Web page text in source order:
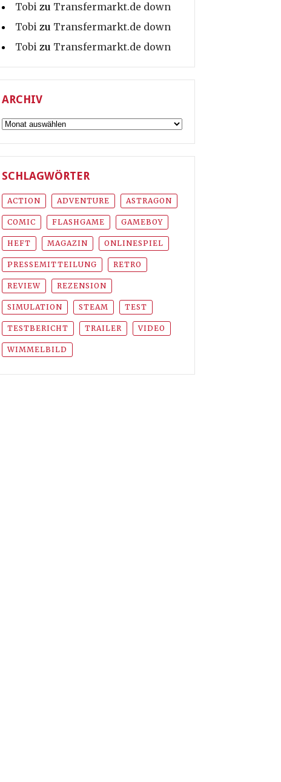
Tobi zu Transfermarkt.de down
Tobi zu Transfermarkt.de down
Tobi zu Transfermarkt.de down
ARCHIV
Archiv
SCHLAGWÖRTER
ACTION ADVENTURE ASTRAGON
COMIC FLASHGAME GAMEBOY
HEFT MAGAZIN ONLINESPIEL
PRESSEMITTEILUNG RETRO
REVIEW REZENSION
SIMULATION STEAM TEST
TESTBERICHT TRAILER VIDEO
WIMMELBILD